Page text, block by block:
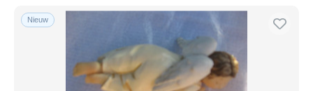
Alleen met korting
Gratis levering
Betaalmiddelen
PayPal
Nieuw